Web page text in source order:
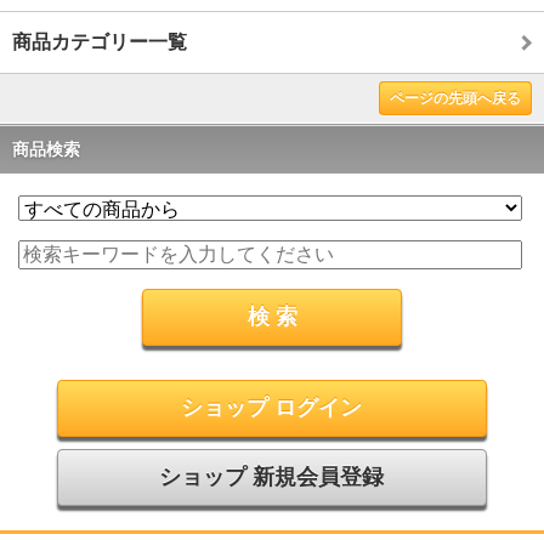
商品カテゴリー一覧
ページの先頭へ戻る
商品検索
ショップ ログイン
ショップ 新規会員登録